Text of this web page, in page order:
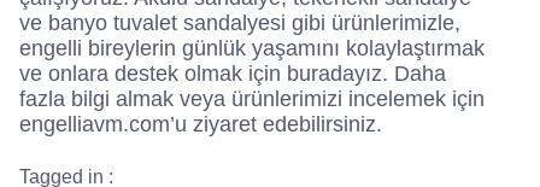
ve banyo tuvalet sandalyesi gibi ürünlerimizle,
engelli bireylerin günlük yaşamını kolaylaştırmak
ve onlara destek olmak için buradayız. Daha
fazla bilgi almak veya ürünlerimizi incelemek için
engelliavm.com’u ziyaret edebilirsiniz.
Tagged in :